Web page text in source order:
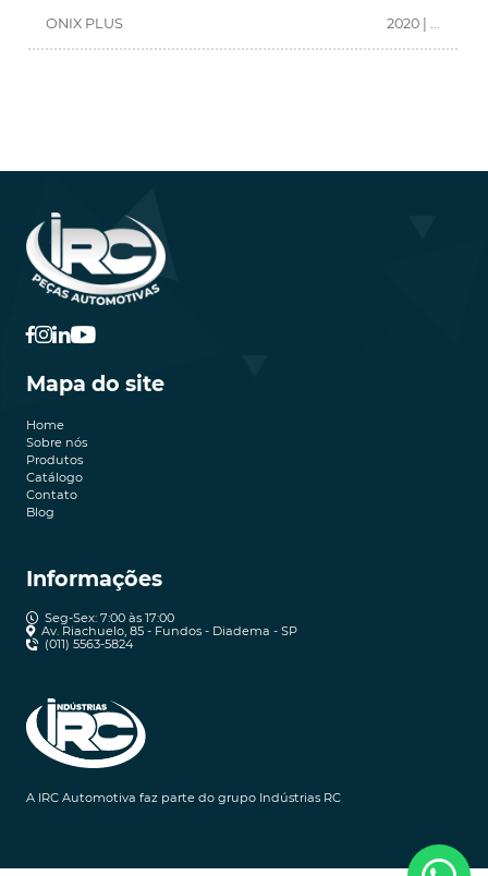
ONIX PLUS 2020 | ...
Mapa do site
Home
Sobre nós
Produtos
Catálogo
Contato
Blog
Informações
Seg-Sex: 7:00 às 17:00
Av. Riachuelo, 85 - Fundos - Diadema - SP
(011) 5563-5824
A IRC Automotiva faz parte do grupo Indústrias RC